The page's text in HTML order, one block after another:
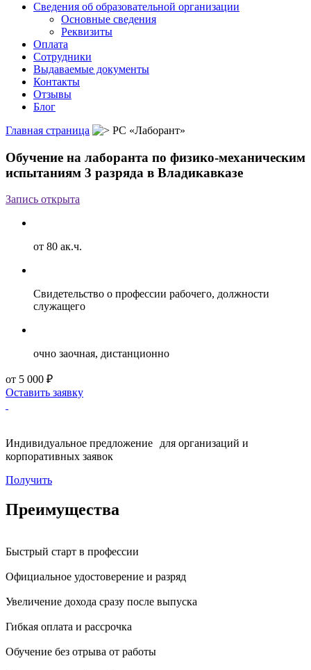
Сведения об образовательной организации
Основные сведения
Реквизиты
Оплата
Сотрудники
Выдаваемые документы
Контакты
Отзывы
Блог
Главная страница
РС «Лаборант»
Обучение на лаборанта по физико-механическим
испытаниям 3 разряда в Владикавказе
Запись открыта
от 80 ак.ч.
Свидетельство о профессии рабочего, должности
служащего
очно заочная, дистанционно
от 5 000 ₽
Оставить заявку
Индивидуальное предложение для организаций и
корпоративных заявок
Получить
Преимущества
Быстрый старт в профессии
Официальное удостоверение и разряд
Увеличение дохода сразу после выпуска
Гибкая оплата и рассрочка
Обучение без отрыва от работы